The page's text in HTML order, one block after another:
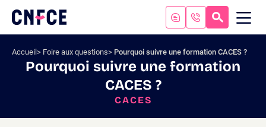
contenu
Logo
site
Accueil Foire aux questions Pourquoi suivre une formation CACES ?
Pourquoi suivre une formation
CACES ?
CACES